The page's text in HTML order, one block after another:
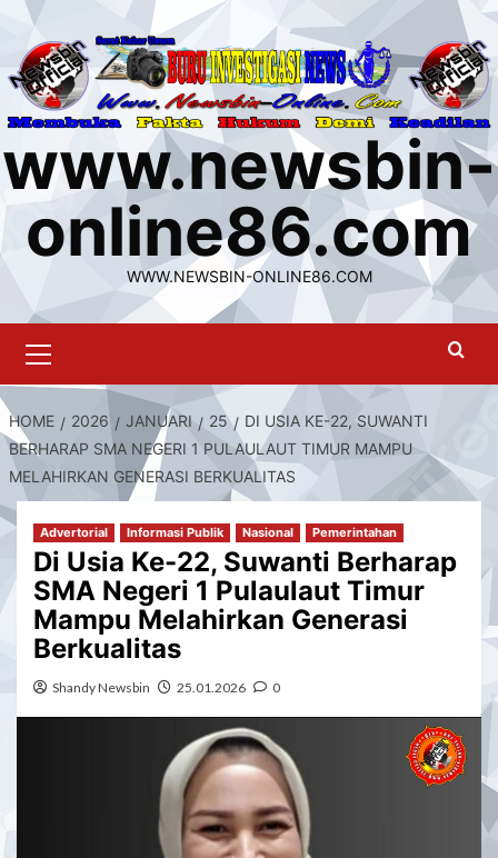
Skip
content
www.newsbin-
online86.com
WWW.NEWSBIN-ONLINE86.COM
Menu
HOME 2026 JANUARI 25
DI USIA KE-22, SUWANTI
BERHARAP SMA NEGERI 1 PULAULAUT TIMUR MAMPU
MELAHIRKAN GENERASI BERKUALITAS
Advertorial Informasi Publik Nasional Pemerintahan
Di Usia Ke-22, Suwanti Berharap
SMA Negeri 1 Pulaulaut Timur
Mampu Melahirkan Generasi
Berkualitas
Shandy Newsbin 25.01.2026 0